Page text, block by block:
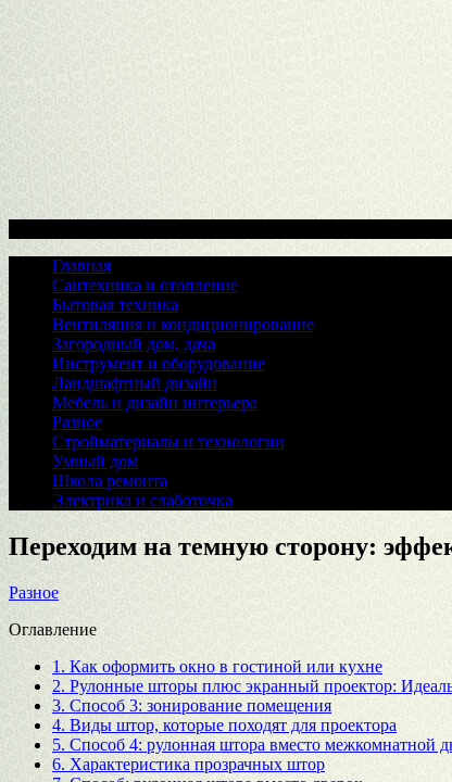
Главная
Сантехника и отопление
Бытовая техника
Вентиляция и кондиционирование
Загородный дом, дача
Инструмент и оборудование
Ландшафтный дизайн
Мебель и дизайн интерьера
Разное
Стройматериалы и технологии
Умный дом
Школа ремонта
Электрика и слаботочка
Переходим на темную сторону:
Разное
Оглавление
1. Как оформить окно в гостиной или кухне
2. Рулонные шторы плюс экранный проектор:
3. Способ 3: зонирование помещения
4. Виды штор, которые походят для проектора
5. Способ 4: рулонная штора вместо межкомнатной
6. Характеристика прозрачных штор